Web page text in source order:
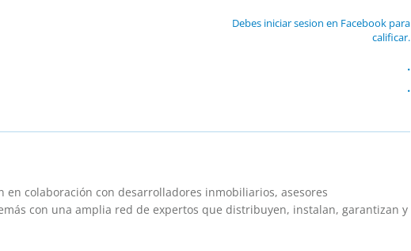
Debes iniciar sesion en Facebook para
calificar.
.
.
colaboración con desarrolladores inmobiliarios, asesores
con una amplia red de expertos que distribuyen, instalan, garantizan y